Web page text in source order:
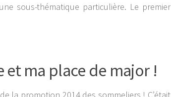
sous-thématique particulière. Le premier
ma place de major !